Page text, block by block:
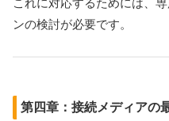
ンの検討が必要です。
第四章：接続メディアの